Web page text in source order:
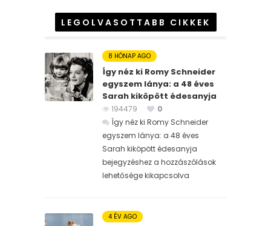
LEGOLVASOTTABB CIKKEK
8 HÓNAP AGO
Így néz ki Romy Schneider
egyszem lánya: a 48 éves
Sarah kiköpött édesanyja
194479
0
Így néz ki Romy Schneider
egyszem lánya: a 48 éves
Sarah kiköpött édesanyja
bejegyzéshez a hozzászólások
lehetősége kikapcsolva
4 ÉV AGO